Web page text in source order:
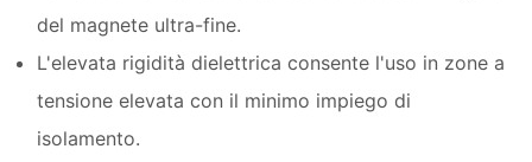
del magnete ultra-fine.
L'elevata rigidità dielettrica consente l'uso in zone a
tensione elevata con il minimo impiego di
isolamento.